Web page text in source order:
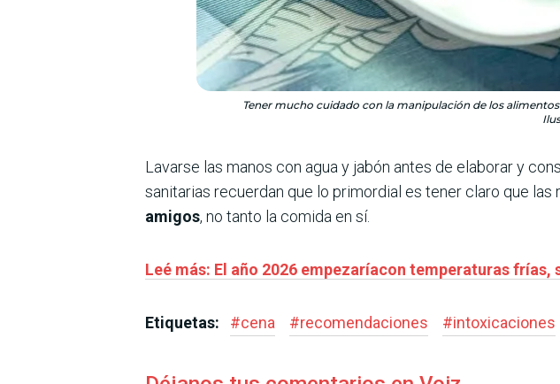
Tener mucho cuidado con la manipulación de los
Lavarse las manos con agua y jabón antes de elaborar y
sanitarias recuerdan que lo primordial es tener claro que las
amigos, no tanto la comida en sí.
Leé más: El año 2026 empezaríacon temperaturas
Etiquetas: #cena #recomendaciones #intoxicaciones